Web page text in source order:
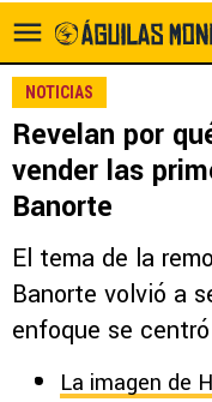
NOTICIAS
Revelan por
vender las
Banorte
El tema de la
Banorte volvió a
enfoque se
La imagen de